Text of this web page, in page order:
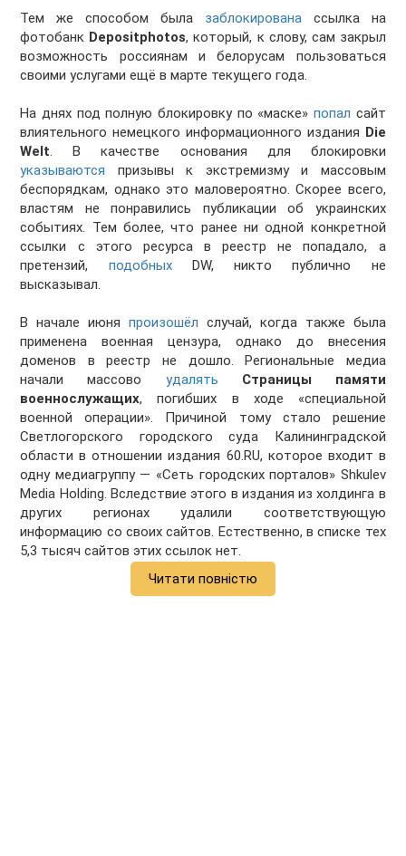
Тем же способом была заблокированассылка на
фотобанк Depositphotos, который, к слову, сам закрыл
возможность россиянам и белорусам пользоваться
своими услугами ещё в марте текущего года.
На днях под полную блокировку по «маске» попал сайт
влиятельного немецкого информационного издания Die
Welt. В качестве основания для блокировки
указываются призывы к экстремизму и массовым
беспорядкам, однако это маловероятно. Скорее всего,
властям не понравились публикации об украинских
событиях. Тем более, что ранее ни одной конкретной
ссылки с этого ресурса в реестр не попадало, а
претензий, подобныхDW, никто публично не
высказывал.
В начале июняпроизошёл случай, когда также была
применена военная цензура, однако до внесения
доменов в реестр не дошло. Региональные медиа
начали массово удалять
Страницы памяти
военнослужащих, погибших в ходе «специальной
военной операции». Причиной тому стало решение
Светлогорского городского суда Калининградской
области в отношении издания 60.RU, которое входит в
одну медиагруппу — «Сеть городских порталов» Shkulev
Media Holding. Вследствие этого в издания из холдинга в
других регионах удалили соответствующую
информацию со своих сайтов. Естественно, в списке тех
5,3 тысяч сайтов этих ссылок нет.
Читати повністю